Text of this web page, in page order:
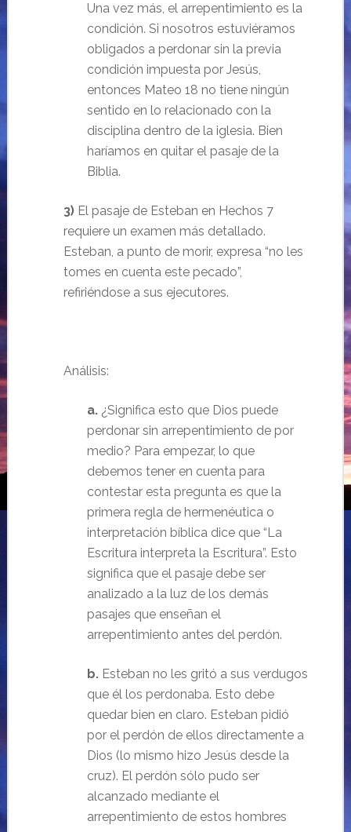
Una vez más, el arrepentimiento es la
condición. Si nosotros estuviéramos
obligados a perdonar sin la previa
condición impuesta por Jesús,
entonces Mateo 18 no tiene ningún
sentido en lo relacionado con la
disciplina dentro de la iglesia. Bien
haríamos en quitar el pasaje de la
Biblia.
3)El pasaje de Esteban en Hechos 7
requiere un examen más detallado.
Esteban, a punto de morir, expresa “no les
tomes en cuenta este pecado”,
refiriéndose a sus ejecutores.
Análisis:
a.¿Significa esto que Dios puede
perdonar sin arrepentimiento de por
medio? Para empezar, lo que
debemos tener en cuenta para
contestar esta pregunta es que la
primera regla de hermenéutica o
interpretación bíblica dice que “La
Escritura interpreta la Escritura”. Esto
significa que el pasaje debe ser
analizado a la luz de los demás
pasajes que enseñan el
arrepentimiento antes del perdón.
b.Esteban no les gritó a sus verdugos
que él los perdonaba. Esto debe
quedar bien en claro. Esteban pidió
por el perdón de ellos directamente a
Dios (lo mismo hizo Jesús desde la
cruz). El perdón sólo pudo ser
alcanzado mediante el
arrepentimiento de estos hombres